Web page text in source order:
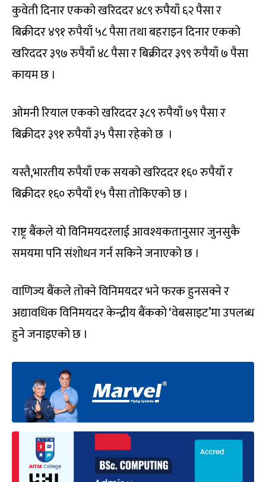
कुवेती दिनार एकको खरिददर ४८९ रुपैयाँ ६२ पैसा र
बिक्रीदर ४९१ रुपैयाँ ५८ पैसा तथा बहराइन दिनार एकको
खरिददर ३९७ रुपैयाँ ४८ पैसा र बिक्रीदर ३९९ रुपैयाँ ७ पैसा
कायम छ ।
ओमनी रियाल एकको खरिददर ३८९ रुपैयाँ ७९ पैसा र
बिक्रीदर ३९१ रुपैयाँ ३५ पैसा रहेको छ ।
यस्तै,भारतीय रुपैयाँ एक सयको खरिददर १६० रुपैयाँ र
बिक्रीदर १६० रुपैयाँ १५ पैसा तोकिएको छ ।
राष्ट्र बैंकले यो विनिमयदरलाई आवश्यकतानुसार जुनसुकै
समयमा पनि संशोधन गर्न सकिने जनाएको छ ।
वाणिज्य बैंकले तोक्ने विनिमयदर भने फरक हुनसक्ने र
अद्यावधिक विनिमयदर केन्द्रीय बैंकको ‘वेबसाइट’मा उपलब्ध
हुने जनाइएको छ ।